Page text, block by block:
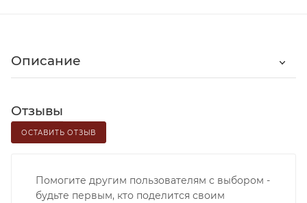
Описание
Отзывы
ОСТАВИТЬ ОТЗЫВ
Помогите другим пользователям с выбором -
будьте первым, кто поделится своим